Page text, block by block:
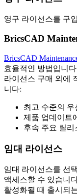
영구 라이선스를 구
BricsCAD
BricsCAD
효율적인 방법입니
라이선스 구매 외에
니다:
최고 수준의
제품 업데이트
후속 주요 릴
임대 라이선스
임대 라이선스를 선
액세스할 수 있습니
활성화될 때 출시되